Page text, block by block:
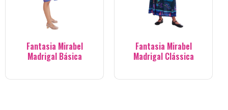
Fantasia Mirabel
Madrigal Básica
Fantasia Mirabel
Madrigal Clássica